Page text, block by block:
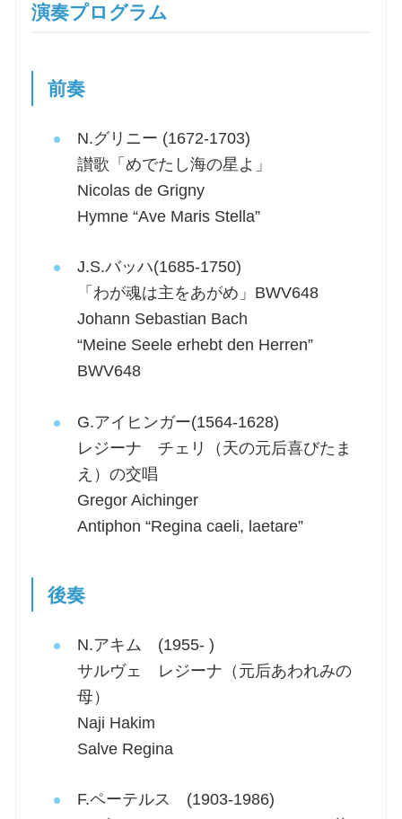
演奏プログラム
前奏
N.グリニー (1672-1703)
讃歌「めでたし海の星よ」
Nicolas de Grigny
Hymne “Ave Maris Stella”
J.S.バッハ(1685-1750)
「わが魂は主をあがめ」BWV648
Johann Sebastian Bach
“Meine Seele erhebt den Herren”
BWV648
G.アイヒンガー(1564-1628)
レジーナ チェリ（天の元后喜びたま
え）の交唱
Gregor Aichinger
Antiphon “Regina caeli, laetare”
後奏
N.アキム (1955- )
サルヴェ レジーナ（元后あわれみの
母）
Naji Hakim
Salve Regina
F.ペーテルス (1903-1986)